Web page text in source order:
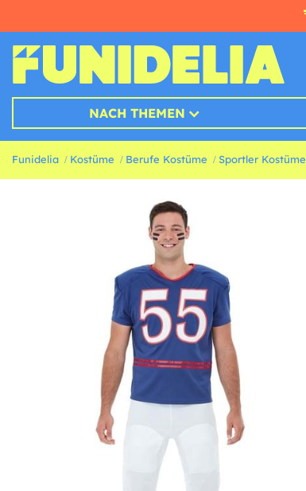
NACH THEMEN
Funidelia Kostüme Berufe Kostüme Sportler Kostüme